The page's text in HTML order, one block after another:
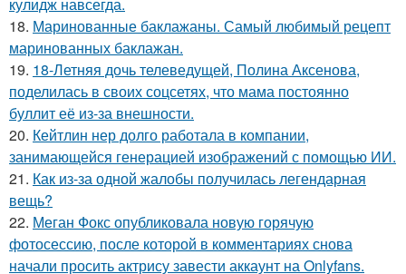
18. Маринованные баклажаны. Самый любимый рецепт
маринованных баклажан.
19. 18-Летняя дочь телеведущей, Полина Аксенова,
поделилась в своих соцсетях, что мама постоянно
буллит её из-за внешности.
20. Кейтлин нер долго работала в компании,
занимающейся генерацией изображений с помощью ИИ.
21. Как из-за одной жалобы получилась легендарная
вещь?
22. Меган Фокс опубликовала новую горячую
фотосессию, после которой в комментариях снова
начали просить актрису завести аккаунт на Onlyfans.